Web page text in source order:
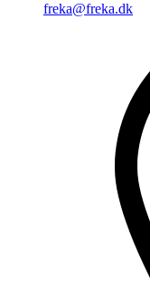
freka@freka.dk